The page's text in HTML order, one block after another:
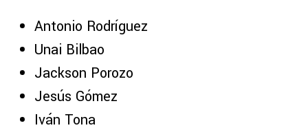
Antonio Rodríguez
Unai Bilbao
Jackson Porozo
Jesús Gómez
Iván Tona